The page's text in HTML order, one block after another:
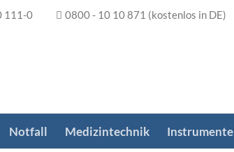
111-0 0800 - 10 10 871 (kostenlos in DE)
Notfall Medizintechnik Instrumente